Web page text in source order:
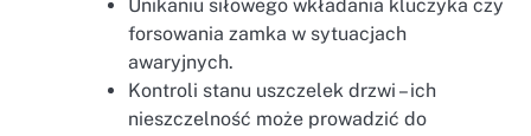
Unikaniu siłowego wkładania kluczyka czy
forsowania zamka w sytuacjach
awaryjnych.
Kontroli stanu uszczelek drzwi – ich
nieszczelność może prowadzić do